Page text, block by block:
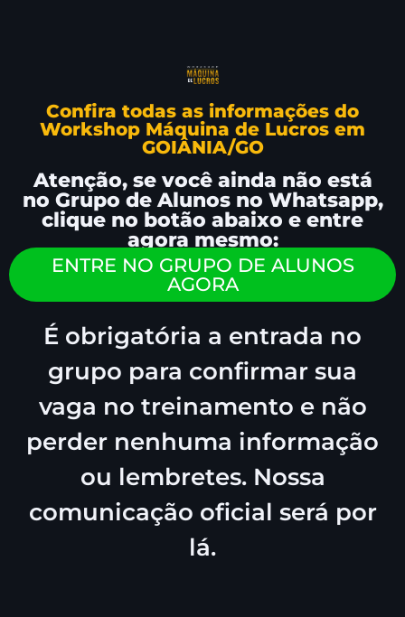
Confira todas as informações do
Workshop Máquina de Lucros em
GOIÂNIA/GO
Atenção, se você ainda não está
no Grupo de Alunos no Whatsapp,
clique no botão abaixo e entre
agora mesmo:
ENTRE NO GRUPO DE ALUNOS
AGORA
É obrigatória a entrada no
grupo para confirmar sua
vaga no treinamento e não
perder nenhuma informação
ou lembretes. Nossa
comunicação oficial será por
lá.